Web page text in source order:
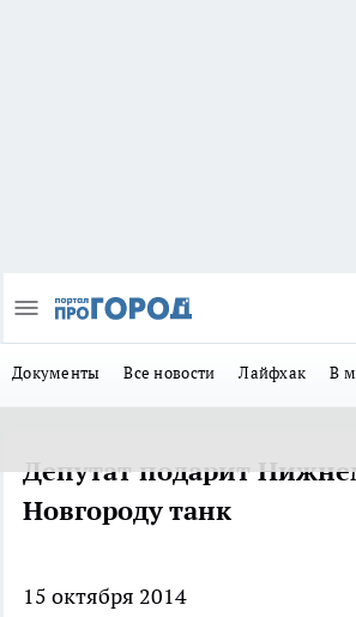
Документы Все новости Лайфхак В
Депутат подарит
Новгороду танк
15 октября 2014